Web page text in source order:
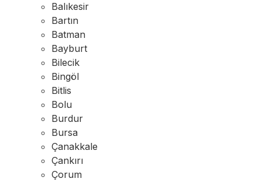
Balıkesir
Bartın
Batman
Bayburt
Bilecik
Bingöl
Bitlis
Bolu
Burdur
Bursa
Çanakkale
Çankırı
Çorum